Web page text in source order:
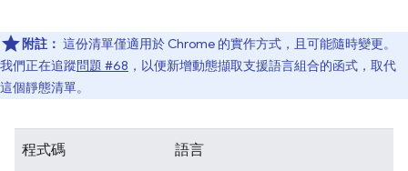
附註： 這份清單僅適用於 Chrome 的實作方式，且可能隨時變更。
我們正在追蹤問題 #68 ，以便新增動態擷取支援語言組合的函式，取代
這個靜態清單。
程式碼 語言